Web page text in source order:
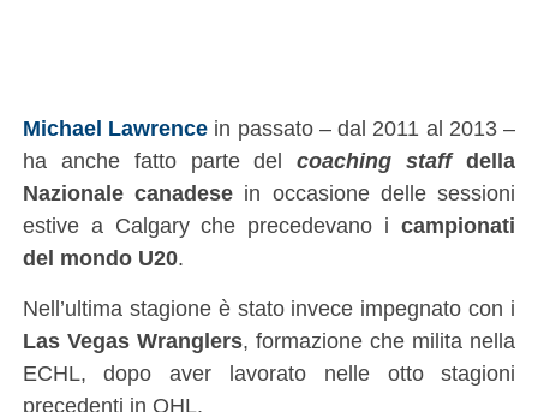
Michael Lawrencein passato – dal 2011 al 2013 –
ha anche fatto parte delcoaching staffdella
Nazionale canadese in occasione delle sessioni
estive a Calgary che precedevano icampionati
del mondo U20.
Nell’ultima stagione è stato invece impegnato con i
Las Vegas Wranglers, formazione che milita nella
ECHL, dopo aver lavorato nelle otto stagioni
precedenti in OHL.